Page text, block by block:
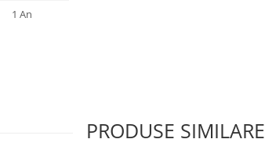
1 An
PRODUSE SIMILARE